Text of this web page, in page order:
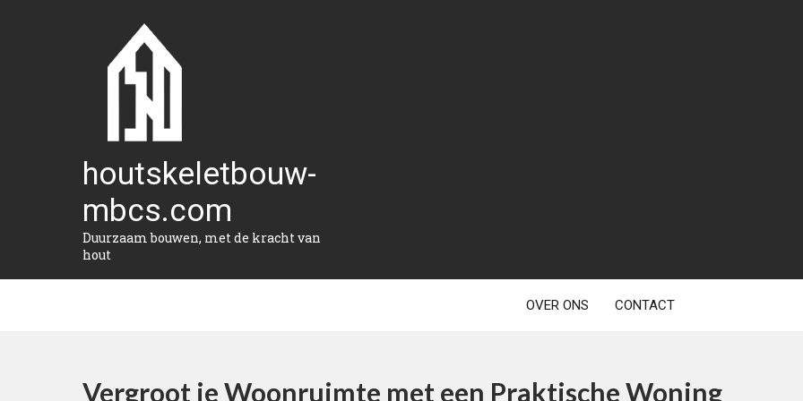
houtskeletbouw-
mbcs.com
Duurzaam bouwen, met de kracht van
hout
OVER ONS CONTACT
Vergroot je Woonruimte met een Praktische Woning